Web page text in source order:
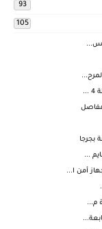
93
105
...
أمن ا...
م...